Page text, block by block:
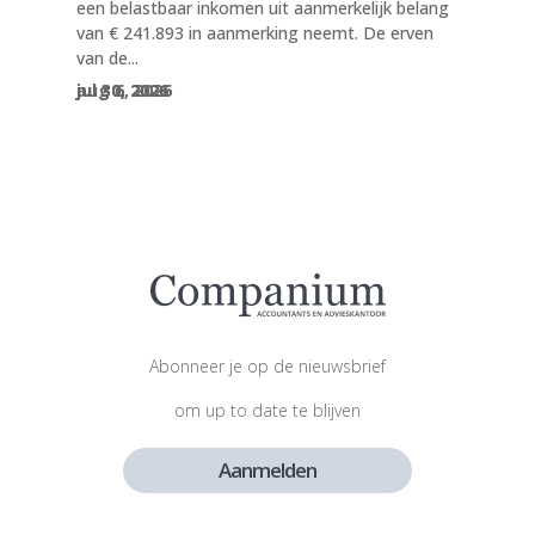
aug 6, 2026
jul 30, 2026
jul 30, 2026
een belastbaar inkomen uit aanmerkelijk belang
van € 241.893 in aanmerking neemt. De erven
van de...
Abonneer je op de nieuwsbrief
om up to date te blijven
Aanmelden